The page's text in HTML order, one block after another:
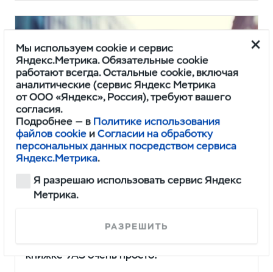
Электронная сервисная книжка
книжке УАЗ очень просто!
Мы используем cookie и сервис
Яндекс.Метрика. Обязательные cookie
работают всегда. Остальные cookie, включая
аналитические (сервис Яндекс Метрика
от ООО «Яндекс», Россия), требуют вашего
согласия.
Подробнее — в Политике использования
файлов cookie иСогласии на обработку
персональных данных посредством сервиса
Яндекс.Метрика.
Я разрешаю использовать сервис Яндекс
Метрика.
РАЗРЕШИТЬ